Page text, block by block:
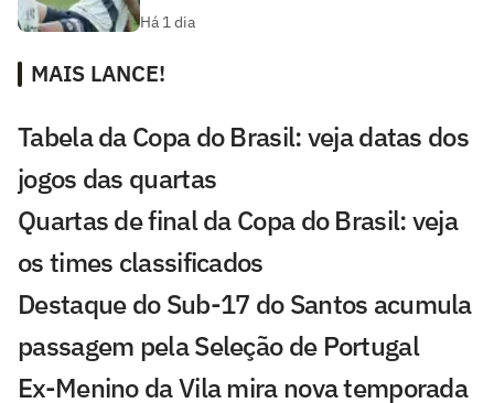
Há 1 dia
MAIS LANCE!
Tabela da Copa do Brasil: veja datas dos
jogos das quartas
Quartas de final da Copa do Brasil: veja
os times classificados
Destaque do Sub-17 do Santos acumula
passagem pela Seleção de Portugal
Ex-Menino da Vila mira nova temporada